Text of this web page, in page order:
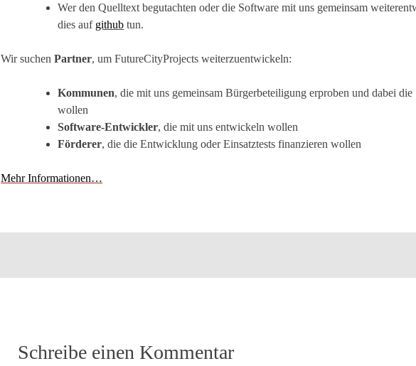
Wer den Quelltext begutachten oder die Software mit uns gemeinsam
dies auf github tun.
Wir suchenPartner, um FutureCityProjects weiterzuentwickeln:
Kommunen, die mit uns gemeinsam Bürgerbeteiligung erproben und dabei die
wollen
Software-Entwickler, die mit uns entwickeln wollen
Förderer, die die Entwicklung oder Einsatztests finanzieren wollen
Mehr Informationen…
Schreibe einen Kommentar